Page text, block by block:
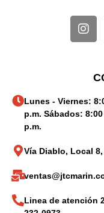
Lunes - Viernes:
p.m. Sábados:
p.m.
Vía Diablo, Local
Linea de atención